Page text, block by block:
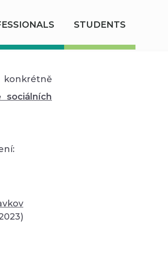
STUDENTS
konkrétně
sociálních